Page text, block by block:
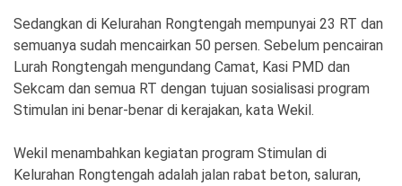
Sedangkan di Kelurahan Rongtengah mempunyai 23 RT dan
semuanya sudah mencairkan 50 persen. Sebelum pencairan
Lurah Rongtengah mengundang Camat, Kasi PMD dan
Sekcam dan semua RT dengan tujuan sosialisasi program
Stimulan ini benar-benar di kerajakan, kata Wekil.
Wekil menambahkan kegiatan program Stimulan di
Kelurahan Rongtengah adalah jalan rabat beton, saluran,